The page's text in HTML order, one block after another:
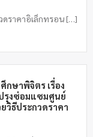
ดราคาอิเล็กทรอน […]
กษาพิจิตร เรื่อง
รุงซ่อมแซมศูนย์
วิธีประกวดราคา